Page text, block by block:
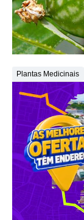
Plantas Medicinais